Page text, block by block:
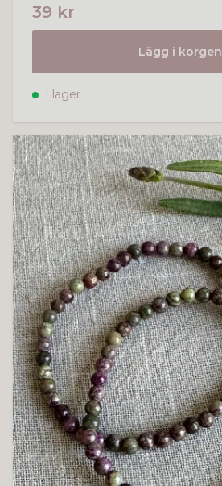
39 kr
Lägg i korgen
I lager